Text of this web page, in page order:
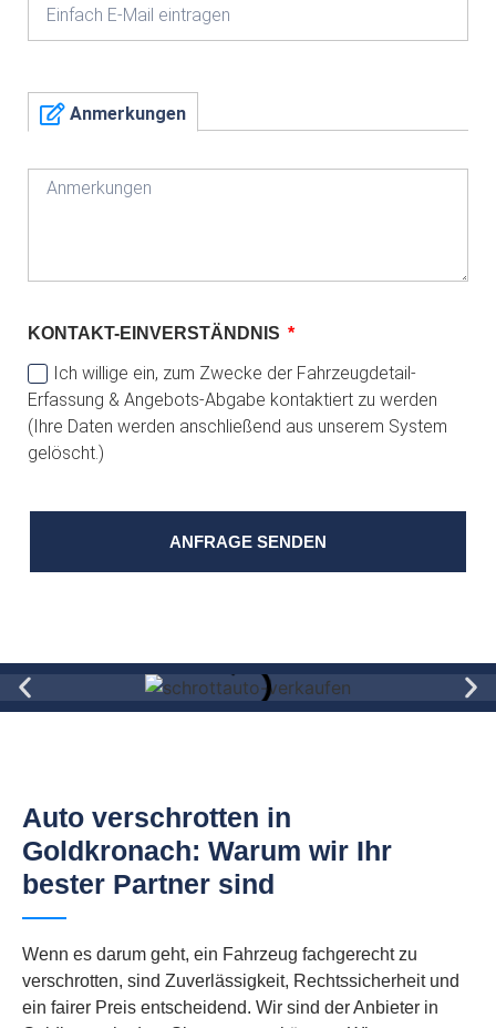
Anmerkungen
KONTAKT-EINVERSTÄNDNIS
Ich willige ein, zum Zwecke der Fahrzeugdetail-
Erfassung & Angebots-Abgabe kontaktiert zu werden
(Ihre Daten werden anschließend aus unserem System
gelöscht.)
ANFRAGE SENDEN
Auto verschrotten in
Goldkronach: Warum wir Ihr
bester Partner sind
Wenn es darum geht, ein Fahrzeug fachgerecht zu
verschrotten, sind Zuverlässigkeit, Rechtssicherheit und
ein fairer Preis entscheidend. Wir sind der Anbieter in